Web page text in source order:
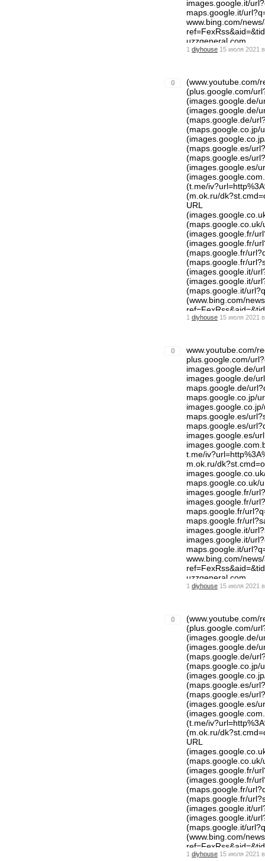
images.google.it/
maps.google.it/
www.bing.com/
uzzgeneral.com
1 diyhouse 15 июля 2021
0
(www.youtube.com/
(plus.google.com/
(images.google.de/
(images.google.de/
(maps.google.de/
(maps.google.co.jp/
(maps.google.es/
(maps.google.es/
(images.google.es/
(t.me/
(m.ok.ru/
URL
(maps.google.co.uk/
(images.google.fr/
(images.google.fr/
(maps.google.fr/
(maps.google.fr/
(images.google.it/
(images.google.it/
(maps.google.it/
(www.bing.com/
uzzgeneral.com)
Website URL
(m.odnoklassniki.ru/
Website URL
1 diyhouse 15 июля 2021
0
www.youtube.com/
plus.google.com/
images.google.de/
images.google.de/
maps.google.de/
maps.google.co.jp/
maps.google.es/
maps.google.es/
images.google.es/
t.me/
m.ok.ru/
maps.google.co.uk/
images.google.fr/
images.google.fr/
maps.google.fr/
maps.google.fr/
images.google.it/
images.google.it/
maps.google.it/
www.bing.com/
uzzgeneral.com
1 diyhouse 15 июля 2021
0
(www.youtube.com/
(plus.google.com/
(images.google.de/
(images.google.de/
(maps.google.de/
(maps.google.co.jp/
(maps.google.es/
(maps.google.es/
(images.google.es/
(t.me/
(m.ok.ru/
URL
(maps.google.co.uk/
(images.google.fr/
(images.google.fr/
(maps.google.fr/
(maps.google.fr/
(images.google.it/
(images.google.it/
(maps.google.it/
(www.bing.com/
uzzgeneral.com)
1 diyhouse 15 июля 2021